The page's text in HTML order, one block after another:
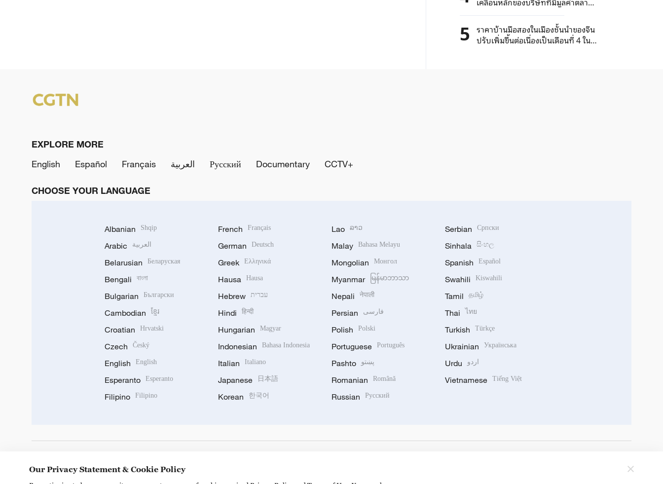
เกิน 1 แสนล้านหยวนในตลาดหุ้น A-
Share
5 ราคาบ้านมือสองในเมืองชั้นนำของจีน
ปรับเพิ่มขึ้นต่อเนื่องเป็นเดือนที่ 4 ใน
EXPLORE MORE
English
Español Français العربية Русский Documentary CCTV+
CHOOSE YOUR LANGUAGE
Albanian Shqip
Arabic العربية
Belarusian Беларуская
Bengali বাংলা
Bulgarian Български
Cambodian ខ្មែរ
Croatian Hrvatski
Czech Český
English English
Esperanto Esperanto
Filipino Filipino
French Français
German Deutsch
Greek Ελληνικά
Hausa Hausa
Hebrew עברית
Hindi हिन्दी
Hungarian Magyar
Indonesian Bahasa Indonesia
Italian Italiano
Japanese 日本語
Korean 한국어
Lao ລາວ
Malay Bahasa Melayu
Mongolian Монгол
Myanmar မြန်မာဘာသာ
Nepali नेपाली
Persian فارسی
Polish Polski
Portuguese Português
Pashto پښتو
Romanian Română
Russian Русский
Serbian Српски
Sinhala සිංහල
Spanish Español
Swahili Kiswahili
Tamil தமிழ்
Thai ไทย
Turkish Türkçe
Ukrainian Українська
Urdu اردو
Vietnamese Tiếng Việt
Our Privacy Statement & Cookie Policy